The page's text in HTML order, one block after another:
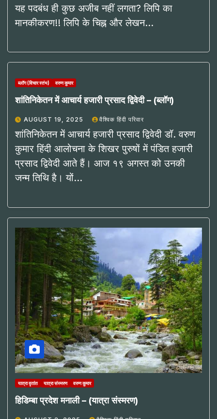
यह पदबंध ही कुछ अजीब नहीं लगता? लिपि का
मानकीकरण!! लिपि के चिह्न और लेखन…
ब्लॉग (विचार स्तंभ) वरुण कुमार
शांतिनिकेतन में आचार्य हजारी प्रसाद द्विवेदी – (ब्लॉग)
AUGUST 19, 2025 वैश्विक हिंदी परिवार
शांतिनिकेतन में आचार्य हजारी प्रसाद द्विवेदी डॉ. वरुण
कुमार हिंदी आलोचना के शिखर पुरुषों में पंडित हजारी
प्रसाद द्विवेदी आते हैं। आज १९ अगस्त को उनकी
जन्म तिथि है। यों…
यात्रा वृतांत यात्रा संस्मरण वरुण कुमार
हिडिम्बा प्रदेश मनाली – (यात्रा संस्मरण)